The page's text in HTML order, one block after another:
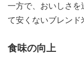
一方で、おいしさを
て安くないブレンド
食味の向上